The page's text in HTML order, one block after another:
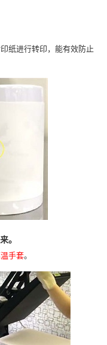
纸进行转印，能有效防止
。
手套。